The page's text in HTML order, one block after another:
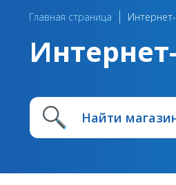
Главная страница